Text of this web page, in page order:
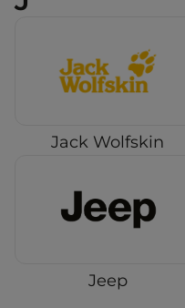
Jack Wolfskin
Jeep